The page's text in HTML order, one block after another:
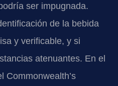
ser impugnada.
de la bebida
y verificable, y si
atenuantes. En el
Commonwealth’s